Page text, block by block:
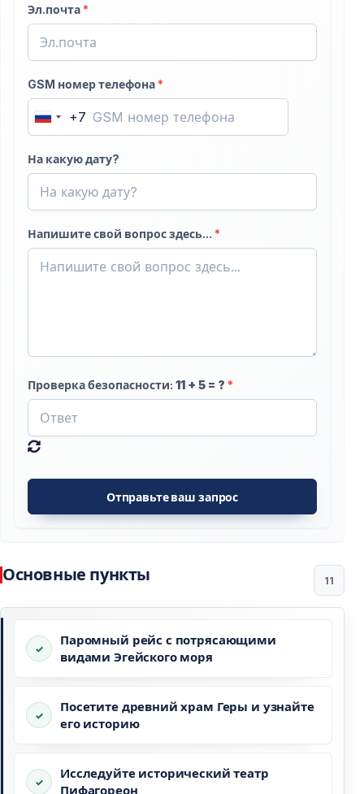
Эл.почта *
GSM номер телефона *
Russia
+7
+7
На какую дату?
Напишите свой вопрос здесь... *
Проверка безопасности: 11 + 5 = ? *
Отправьте ваш запрос
Основные пункты 11
Паромный рейс с потрясающими
видами Эгейского моря
Посетите древний храм Геры и узнайте
его историю
Исследуйте исторический театр
Пифагореон